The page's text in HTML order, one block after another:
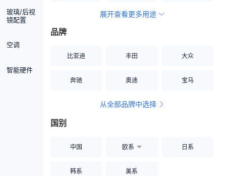
玻璃/后视
镜配置
空调
智能硬件
空间宽敞
展开查看更多用途
品牌
比亚迪 丰田 大众
奔驰 奥迪 宝马
从全部品牌中选择
国别
中国 欧系 日系
韩系 美系